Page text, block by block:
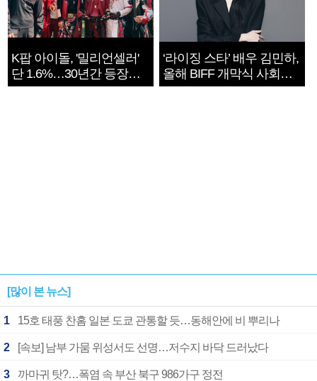
K팝 아이돌, '밀리언셀러'
단 1.6%…30년간 등장
1182개팀 전수조사
‘라이징 스타’ 배우 김민하,
올해 BIFF 개막식 사회자
확정
[많이 본 뉴스]
1 15호 태풍 찬홈 일본 도쿄 관통할 듯…동해안에 비 뿌리나
2 [속보] 남부 가뭄 위성서도 선명…저수지 바닥 드러났다
3 까마귀 탓?…폭염 속 부산 북구 986가구 정전